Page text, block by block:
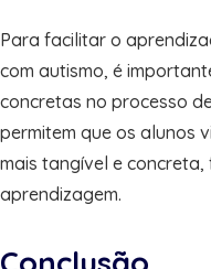
Para facilitar o
com autismo, é
concretas no processo
permitem que os alunos
mais tangível e
aprendizagem.